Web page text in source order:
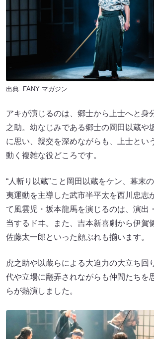
出典: FANY マガジン
アキが演じるのは、郷士から上士へと身
之助。幼なじみである郷士の岡田以蔵や
に思い、親交を深めながらも、上士とい
動く複雑な役どころです。
“人斬り以蔵”こと岡田以蔵をケン、幕末
夷運動を主導した武市半平太を西川忠志
て風雲児・坂本龍馬を演じるのは、演出
当するドヰ。また、吉本新喜劇から伊賀
佐藤太一郎といった顔ぶれも揃います。
虎之助や以蔵らによる大迫力の大立ち回
代や立場に翻弄されながらも仲間たちを
らが熱演しました。